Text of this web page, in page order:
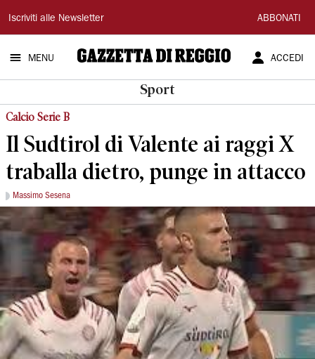
Gazzetta
di
Reggio
Iscriviti alle Newsletter ABBONATI
MENU ACCEDI
Sport
Calcio Serie B
Il Sudtirol di Valente ai raggi X
traballa dietro, punge in attacco
Massimo Sesena